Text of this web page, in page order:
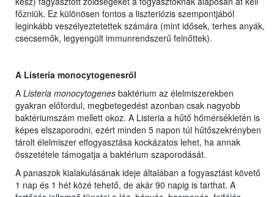
főzniük. Ez különösen fontos a liszteriózis szempontjából
leginkább veszélyeztetettek számára (mint idősek, terhes anyák,
csecsemők, legyengült immunrendszerű felnőttek).
A Listeria monocytogenesről
A Listeria monocytogenes baktérium az élelmiszerekben
gyakran előfordul, megbetegedést azonban csak nagyobb
baktériumszám mellett okoz. A Listeria a hűtő hőmérsékletén is
képes elszaporodni, ezért minden 5 napon túl hűtőszekrényben
tárolt élelmiszer elfogyasztása kockázatos lehet, ha annak
összetétele támogatja a baktérium szaporodását.
A panaszok kialakulásának ideje általában a fogyasztást követő
1 nap és 1 hét közé tehető, de akár 90 napig is tarthat. A